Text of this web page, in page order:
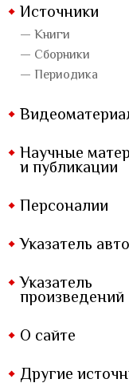
Источники
— Книги
— Сборники
— Периодика
Научные
и публикации
Персоналии
Указатель
Указатель
произведений
О сайте
Другие